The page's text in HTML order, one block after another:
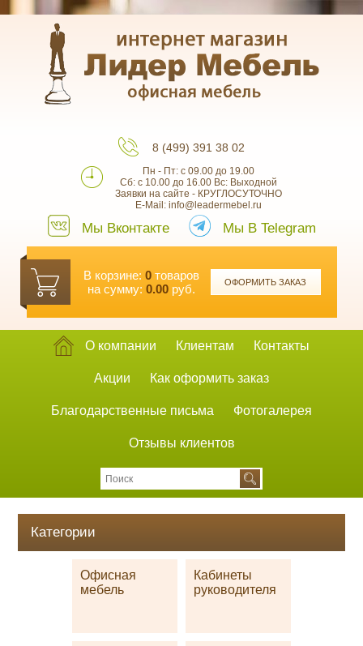
8 (499) 391 38 02
Пн - Пт: с 09.00 до 19.00
Сб: с 10.00 до 16.00 Вс: Выходной
Заявки на сайте - КРУГЛОСУТОЧНО
E-Mail: info@leadermebel.ru
Мы Вконтакте Мы В Telegram
В корзине: 0товаров
на сумму: 0.00 руб. ОФОРМИТЬ ЗАКАЗ
О компании Клиентам Контакты
Акции Как оформить заказ
Благодарственные письма Фотогалерея
Отзывы клиентов
Категории
Офисная
мебель
Кабинеты
руководителя